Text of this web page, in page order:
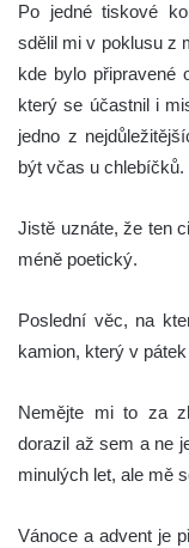
Po jedné tiskové
sdělil mi v poklusu z
kde bylo připravené
který se účastnil i
jedno z
být včas u chlebíčků.
Jistě uznáte, že ten
méně poetický.
Poslední věc, na
kamion, který v
Nemějte mi to za
dorazil až sem a ne
minulých let, ale mě
Vánoce a advent je